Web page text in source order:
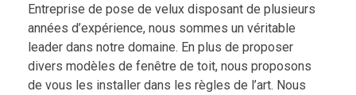
Entreprise de pose de velux disposant de plusieurs
années d’expérience, nous sommes un véritable
leader dans notre domaine. En plus de proposer
divers modèles de fenêtre de toit, nous proposons
de vous les installer dans les règles de l’art. Nous